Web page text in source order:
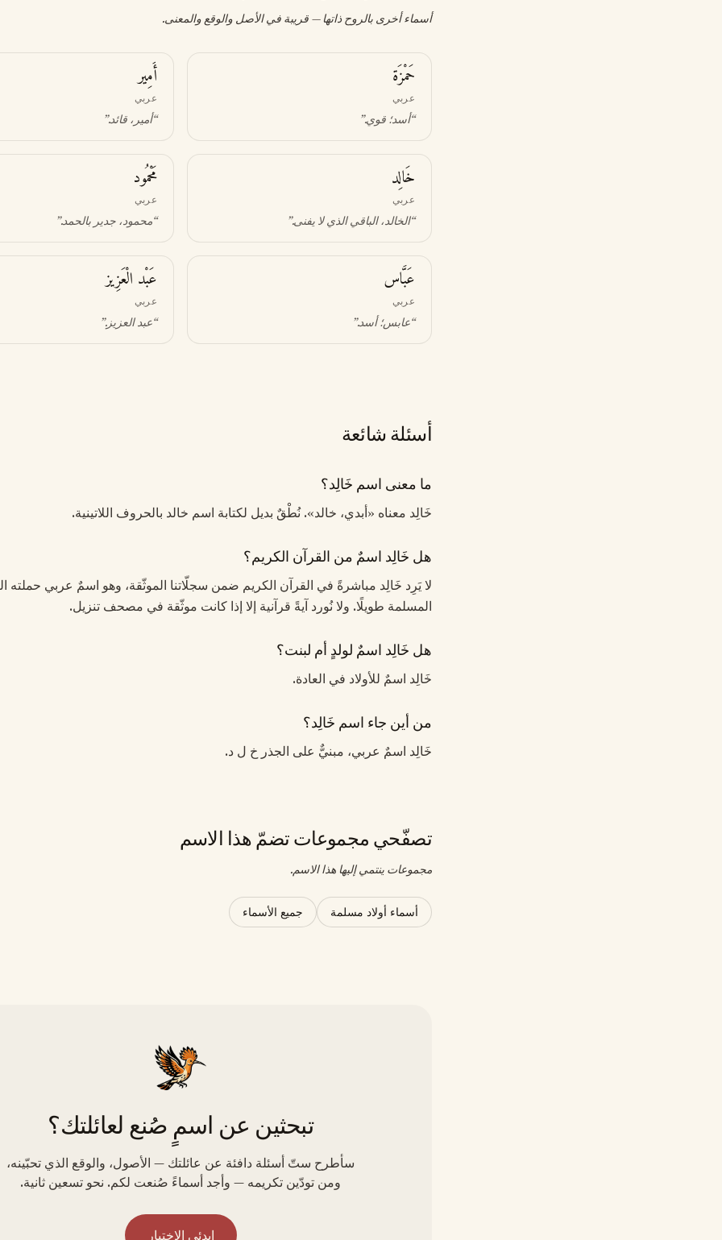
أسماء أخرى بالروح ذاتها — قريبة في الأصل والوقع والمعنى.
حَمْزَة
عربي
“أسد؛ قوي.”
أَمِير
عربي
“أمير، قائد.”
خَالِد
عربي
“الخالد، الباقي الذي لا يفنى.”
مَحْمُود
عربي
“محمود، جدير بالحمد.”
عَبَّاس
عربي
“عابس؛ أسد.”
عَبْد الْعَزِيز
عربي
“عبد العزيز.”
أسئلة شائعة
ما معنى اسم خَالِد؟
خَالِد معناه «أبدي، خالد». نُطْقٌ بديل لكتابة اسم خالد بالحروف اللاتينية.
هل خَالِد اسمٌ من القرآن الكريم؟
لا يَرِد خَالِد مباشرةً في القرآن الكريم ضمن سجلّاتنا الموثّقة، وهو اسمٌ عربي حملته
المسلمة طويلًا. ولا نُورد آيةً قرآنية إلا إذا كانت موثّقة في مصحف تنزيل.
هل خَالِد اسمٌ لولدٍ أم لبنت؟
خَالِد اسمٌ للأولاد في العادة.
من أين جاء اسم خَالِد؟
خَالِد اسمٌ عربي، مبنيٌّ على الجذر خ ل د.
تصفّحي مجموعات تضمّ هذا الاسم
مجموعات ينتمي إليها هذا الاسم.
أسماء أولاد مسلمة جميع الأسماء
تبحثين عن اسمٍ صُنع لعائلتك؟
سأطرح ستّ أسئلة دافئة عن عائلتك — الأصول، والوقع الذي تحبّينه،
ومن تودّين تكريمه — وأجد أسماءً صُنعت لكم. نحو تسعين ثانية.
ابدئي الاختبار